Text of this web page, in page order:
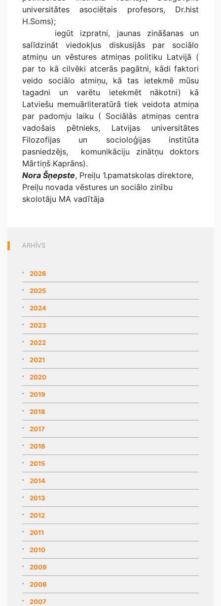
universitātes asociētais profesors, Dr.hist
H.Soms);
iegūt izpratni, jaunas zināšanas un
salīdzināt viedokļus diskusijās par sociālo
atmiņu un vēstures atmiņas politiku Latvijā (
par to kā cilvēki atcerās pagātni, kādi faktori
veido sociālo atmiņu, kā tas ietekmē mūsu
tagadni un varētu ietekmēt nākotni) kā
Latviešu memuārliteratūrā tiek veidota atmiņa
par padomju laiku ( Sociālās atmiņas centra
vadošais pētnieks, Latvijas universitātes
Filozofijas un socioloģijas institūta
pasniedzējs, komunikāciju zinātņu doktors
Mārtiņš Kaprāns).
Nora Šņepste, Preiļu 1.pamatskolas direktore,
Preiļu novada vēstures un sociālo zinību
skolotāju MA vadītāja
ARHĪVS
2026
2025
2024
2023
2022
2021
2020
2019
2018
2017
2016
2015
2014
2013
2012
2011
2010
2009
2008
2007